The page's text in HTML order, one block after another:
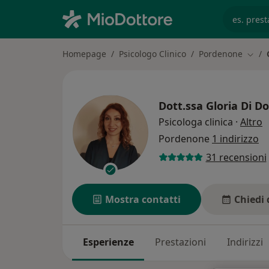
Homepage Psicologo Clinico Pordenone
Dott.ssa Gloria Di
Psicologa clinica · Altro
Pordenone 1 indirizzo
31 recensioni
Mostra contatti Chiedi
Esperienze Prestazioni Indirizzi